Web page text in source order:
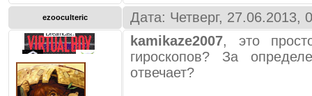
ezooculteric Дата: Четверг,
kamikaze2007, это
гироскопов? За
отвечает?